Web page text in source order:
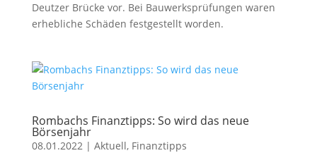
Deutzer Brücke vor. Bei Bauwerksprüfungen waren
erhebliche Schäden festgestellt worden.
Rombachs Finanztipps: So wird das neue
Börsenjahr
08.01.2022| Aktuell, Finanztipps